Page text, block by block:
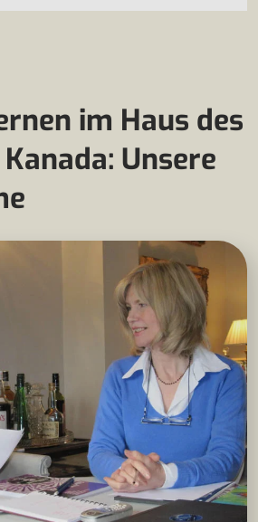
im Haus des
Unsere